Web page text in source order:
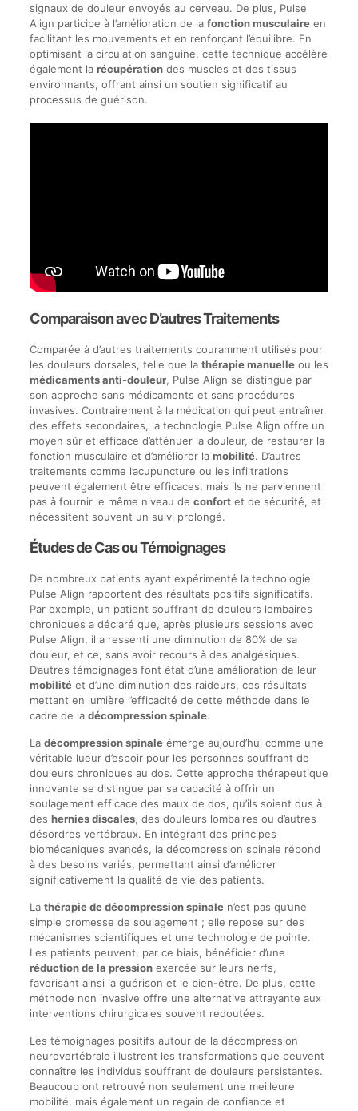
signaux de douleur envoyés au cerveau. De plus, Pulse
Align participe à l’amélioration de la fonction musculaireen
facilitant les mouvements et en renforçant l’équilibre. En
optimisant la circulation sanguine, cette technique accélère
également la récupérationdes muscles et des tissus
environnants, offrant ainsi un soutien significatif au
processus de guérison.
Comparaison avec D’autres Traitements
Comparée à d’autres traitements couramment utilisés pour
les douleurs dorsales, telle que la thérapie manuelleou les
médicaments anti-douleur, Pulse Align se distingue par
son approche sans médicaments et sans procédures
invasives. Contrairement à la médication qui peut entraîner
des effets secondaires, la technologie Pulse Align offre un
moyen sûr et efficace d’atténuer la douleur, de restaurer la
fonction musculaire et d’améliorer la mobilité. D’autres
traitements comme l’acupuncture ou les infiltrations
peuvent également être efficaces, mais ils ne parviennent
pas à fournir le même niveau de confortet de sécurité, et
nécessitent souvent un suivi prolongé.
Études de Cas ou Témoignages
De nombreux patients ayant expérimenté la technologie
Pulse Align rapportent des résultats positifs significatifs.
Par exemple, un patient souffrant de douleurs lombaires
chroniques a déclaré que, après plusieurs sessions avec
Pulse Align, il a ressenti une diminution de 80% de sa
douleur, et ce, sans avoir recours à des analgésiques.
D’autres témoignages font état d’une amélioration de leur
mobilitéet d’une diminution des raideurs, ces résultats
mettant en lumière l’efficacité de cette méthode dans le
cadre de la décompression spinale.
La décompression spinaleémerge aujourd’hui comme une
véritable lueur d’espoir pour les personnes souffrant de
douleurs chroniques au dos. Cette approche thérapeutique
innovante se distingue par sa capacité à offrir un
soulagement efficace des maux de dos, qu’ils soient dus à
des hernies discales, des douleurs lombaires ou d’autres
désordres vertébraux. En intégrant des principes
biomécaniques avancés, la décompression spinale répond
à des besoins variés, permettant ainsi d’améliorer
significativement la qualité de vie des patients.
La thérapie de décompression spinalen’est pas qu’une
simple promesse de soulagement ; elle repose sur des
mécanismes scientifiques et une technologie de pointe.
Les patients peuvent, par ce biais, bénéficier d’une
réduction de la pressionexercée sur leurs nerfs,
favorisant ainsi la guérison et le bien-être. De plus, cette
méthode non invasive offre une alternative attrayante aux
interventions chirurgicales souvent redoutées.
Les témoignages positifs autour de la décompression
neurovertébrale illustrent les transformations que peuvent
connaître les individus souffrant de douleurs persistantes.
Beaucoup ont retrouvé non seulement une meilleure
mobilité, mais également un regain de confiance et